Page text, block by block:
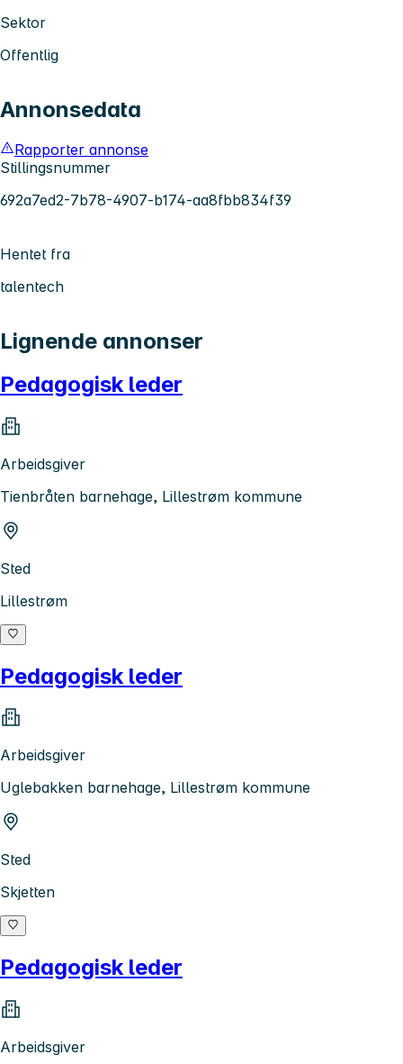
Sektor
Offentlig
Annonsedata
Rapporter annonse
Stillingsnummer
692a7ed2-7b78-4907-b174-aa8fbb834f39
Hentet fra
talentech
Lignende annonser
Pedagogisk leder
Arbeidsgiver
Tienbråten barnehage, Lillestrøm kommune
Sted
Lillestrøm
Pedagogisk leder
Arbeidsgiver
Uglebakken barnehage, Lillestrøm kommune
Sted
Skjetten
Pedagogisk leder
Arbeidsgiver